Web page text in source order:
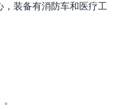
装备有消防车和医疗工